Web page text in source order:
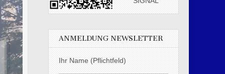
ANMELDUNG NEWSLETTER
Ihr Name (Pflichtfeld)